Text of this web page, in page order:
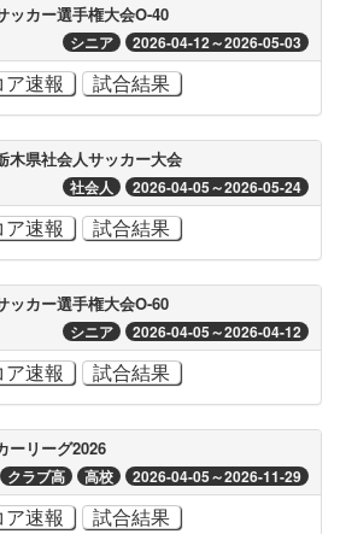
ッカー選手権大会O-40
シニア 2026-04-12～2026-05-03
ア速報 試合結果
木県社会人サッカー大会
社会人 2026-04-05～2026-05-24
ア速報 試合結果
ッカー選手権大会O-60
シニア 2026-04-05～2026-04-12
ア速報 試合結果
ーリーグ2026
クラブ高 高校 2026-04-05～2026-11-29
ア速報 試合結果